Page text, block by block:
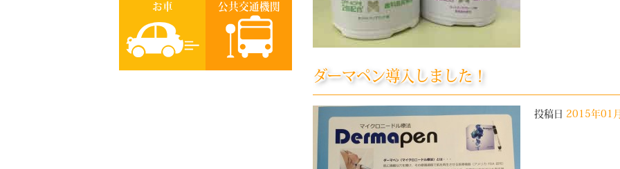
ダーマペン導入しました！
投稿日 2015年01
お車 公共交通機関